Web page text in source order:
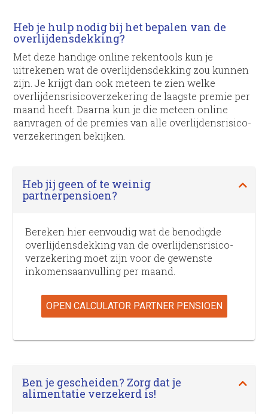
Heb je hulp nodig bij het bepalen van de
overlijdensdekking?
Met deze handige online rekentools kun je
uitrekenen wat de overlijdensdekking zou kunnen
zijn. Je krijgt dan ook meteen te zien welke
overlijdens­risico­verzekering de laagste premie per
maand heeft. Daarna kun je die meteen online
aanvragen of de premies van alle overlijdens­risico­
verzekeringen bekijken.
Heb jij geen of te weinig
partnerpensioen?
Bereken hier eenvoudig wat de benodigde
overlijdensdekking van de overlijdens­risico­
verzekering moet zijn voor de gewenste
inkomensaanvulling per maand.
OPEN CALCULATOR PARTNER PENSIOEN
Ben je gescheiden? Zorg dat je
alimentatie verzekerd is!